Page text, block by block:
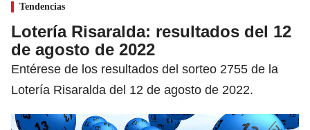
Tendencias
Lotería Risaralda: resultados del 12
de agosto de 2022
Entérese de los resultados del sorteo 2755 de la
Lotería Risaralda del 12 de agosto de 2022.